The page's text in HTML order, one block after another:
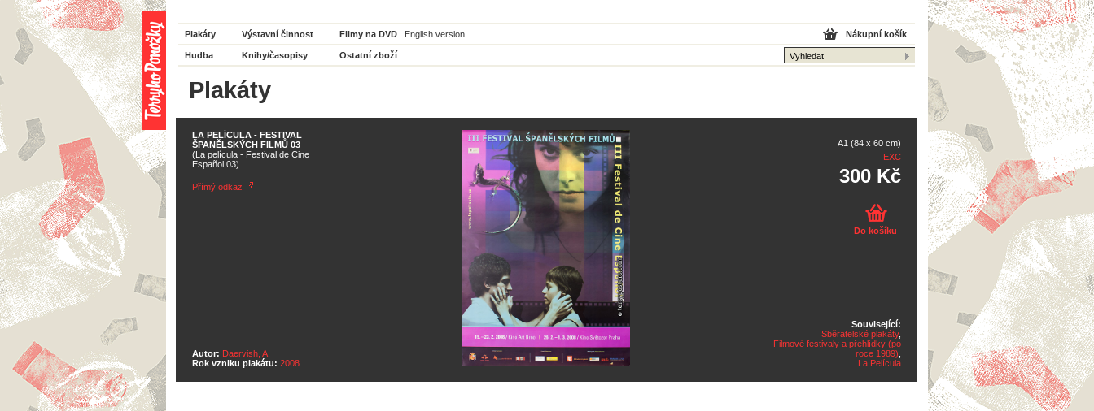
Plakáty Výstavní činnost Filmy na DVD English version
Hudba Knihy/časopisy Ostatní zboží
Nákupní košík
Plakáty
LA PELÍCULA - FESTIVAL
ŠPANĚLSKÝCH FILMŮ 03
(La película - Festival de Cine
Español 03)
Přímý odkaz
Autor: Daervish, A.
Rok vzniku plakátu: 2008
A1 (84 x 60 cm)
EXC
300 Kč
Do košíku
Související:
Sběratelské plakáty,
Filmové festivaly a přehlídky (po
roce 1989)
La Película